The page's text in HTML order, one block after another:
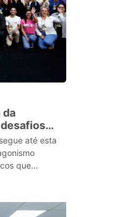
da
até esta
que